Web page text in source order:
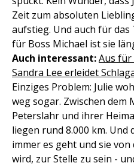
Zeit zum absoluten
aufstieg. Und auch für
für Boss Michael ist sie
Auch interessant:Aus für
Sandra Lee erleidet
Einziges Problem: Julie
weg sogar. Zwischen dem
Peterslahr und ihrer
liegen rund 8.000 km. Und
immer es geht und sie
wird, zur Stelle zu sein -